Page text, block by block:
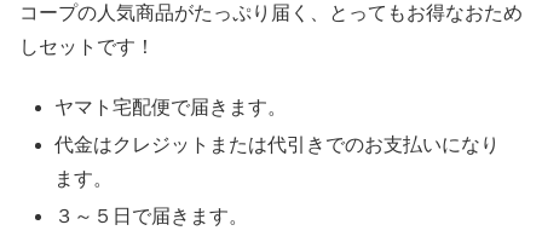
コープの人気商品がたっぷり届く、とってもお得なおため
しセットです！
ヤマト宅配便で届きます。
代金はクレジットまたは代引きでのお支払いになり
ます。
３～５日で届きます。